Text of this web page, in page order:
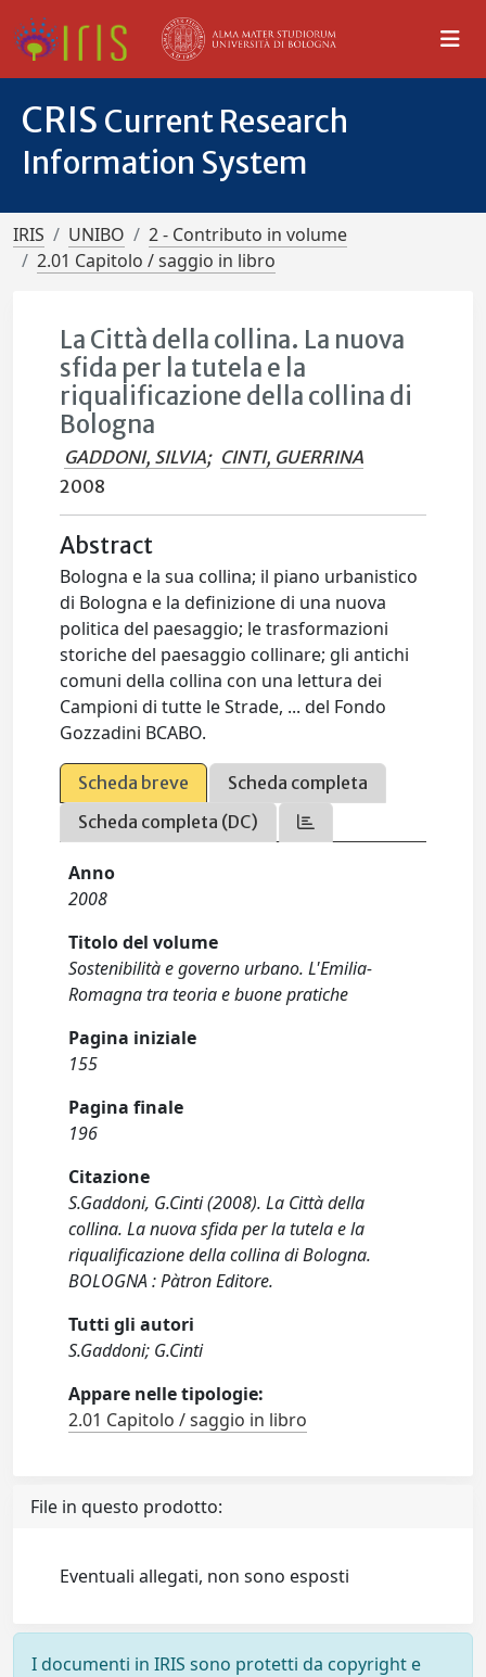
CRIS Current Research
Information System
IRIS UNIBO
2 - Contributo in volume
2.01 Capitolo / saggio in libro
La Città della collina. La nuova
sfida per la tutela e la
riqualificazione della collina di
Bologna
GADDONI, SILVIA; CINTI, GUERRINA
2008
Abstract
Bologna e la sua collina; il piano urbanistico
di Bologna e la definizione di una nuova
politica del paesaggio; le trasformazioni
storiche del paesaggio collinare; gli antichi
comuni della collina con una lettura dei
Campioni di tutte le Strade, ... del Fondo
Gozzadini BCABO.
Scheda breve
Scheda completa
Scheda completa (DC)
Anno
2008
Titolo del volume
Sostenibilità e governo urbano. L'Emilia-
Romagna tra teoria e buone pratiche
Pagina iniziale
155
Pagina finale
196
Citazione
S.Gaddoni, G.Cinti (2008). La Città della
collina. La nuova sfida per la tutela e la
riqualificazione della collina di Bologna.
BOLOGNA : Pàtron Editore.
Tutti gli autori
S.Gaddoni; G.Cinti
Appare nelle tipologie:
2.01 Capitolo / saggio in libro
File in questo prodotto:
Eventuali allegati, non sono esposti
I documenti in IRIS sono protetti da copyright e